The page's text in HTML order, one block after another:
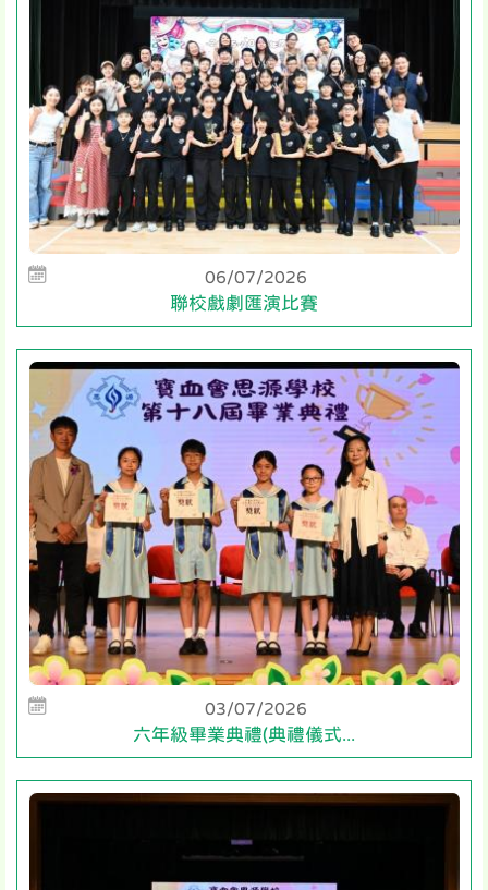
06/07/2026
聯校戲劇匯演比賽
03/07/2026
六年級畢業典禮(典禮儀式...